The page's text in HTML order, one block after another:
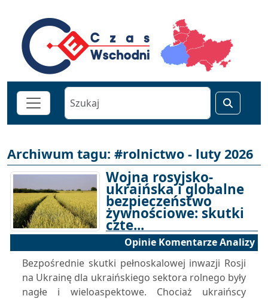
Archiwum tagu: #rolnictwo - luty 2026
Wojna rosyjsko-
ukraińska i globalne
bezpieczeństwo
żywnościowe: skutki
czte...
26-02-2026 15:00
Opinie Komentarze Analizy
Bezpośrednie skutki pełnoskalowej inwazji Rosji
na Ukrainę dla ukraińskiego sektora rolnego były
nagłe i wieloaspektowe. Chociaż ukraińscy